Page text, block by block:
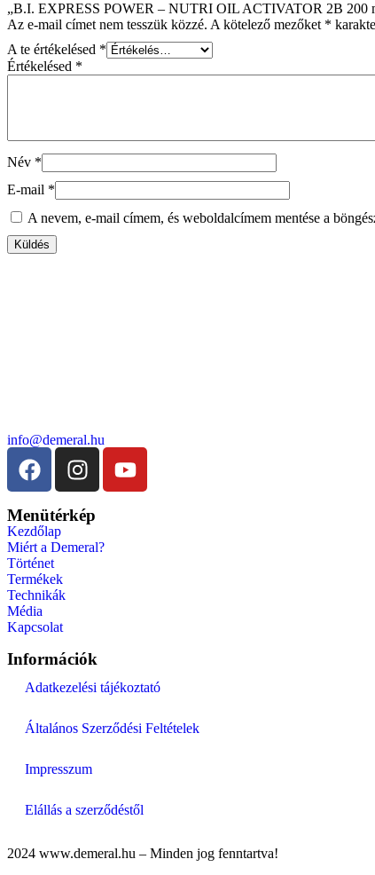
„B.I. EXPRESS POWER – NUTRI OIL ACTIVATOR 2B 200
Az e-mail címet nem tesszük közzé. A kötelező mezőket *
A te értékelésed *
Értékelésed *
Név *
E-mail *
A nevem, e-mail címem, és weboldalcímem mentése a
info@demeral.hu
Menütérkép
Kezdőlap
Miért a Demeral?
Történet
Termékek
Technikák
Média
Kapcsolat
Információk
Adatkezelési tájékoztató
Általános Szerződési Feltételek
Impresszum
Elállás a szerződéstől
2024 www.demeral.hu – Minden jog fenntartva!